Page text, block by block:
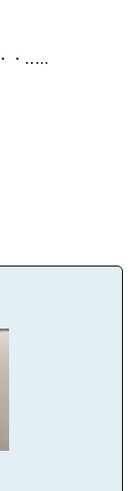
・‥…